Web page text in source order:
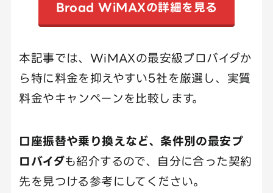
Broad WiMAXの詳細を見る
本記事では、WiMAXの最安級プロバイダか
ら特に料金を抑えやすい5社を厳選し、実質
料金やキャンペーンを比較します。
口座振替や乗り換えなど、条件別の最安プ
ロバイダも紹介するので、自分に合った契約
先を見つける参考にしてください。